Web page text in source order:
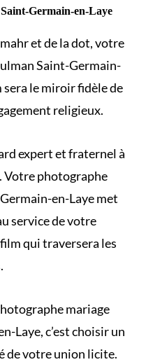
Germain-en-Laye
et de la dot, votre
Saint-Germain-
sera le miroir fidèle de
religieux.
expert et fraternel à
Votre photographe
en-Laye met
service de votre
qui traversera les
mariage
Laye, c’est choisir un
de votre union licite.